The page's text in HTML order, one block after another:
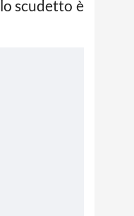
scudetto è